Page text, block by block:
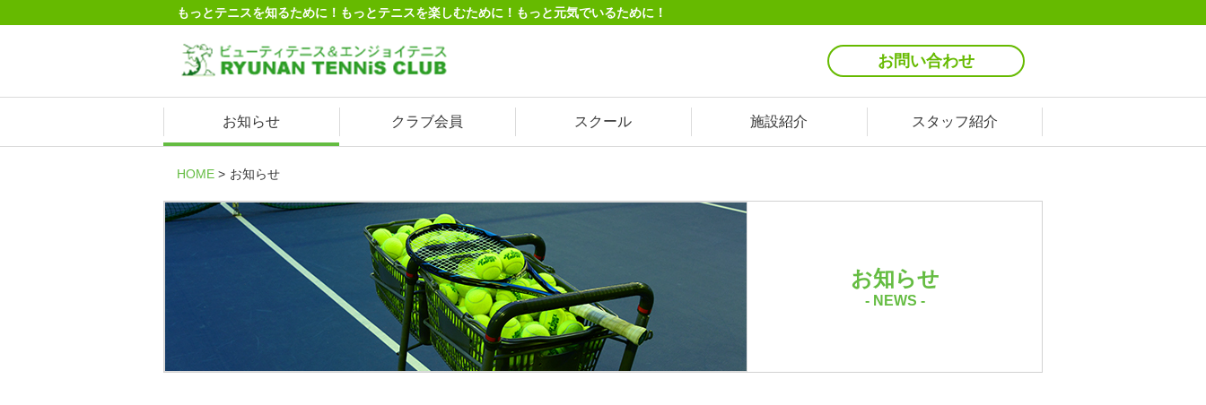
もっとテニスを知るために！もっとテニスを楽しむために！もっと元気でいるために！
お問い合わせ
お知らせ クラブ会員 スクール 施設紹介 スタッフ紹介
HOME お知らせ
お知らせ
- NEWS -